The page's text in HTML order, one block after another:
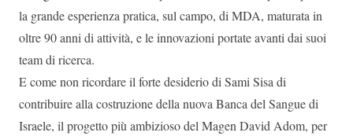
la grande esperienza pratica, sul campo, di MDA, maturata in
oltre 90 anni di attività, e le innovazioni portate avanti dai suoi
team di ricerca.
E come non ricordare il forte desiderio di Sami Sisa di
contribuire alla costruzione della nuova Banca del Sangue di
Israele, il progetto più ambizioso del Magen David Adom, per